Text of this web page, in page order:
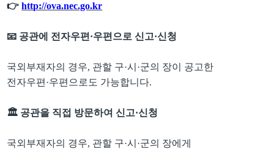
👉http://ova.nec.go.kr
📧 공관에 전자우편 ·우편으로 신고·신청
국외부재자의 경우, 관할 구·시 ·군의 장이 공고한
전자우편 ·우편으로도 가능합니다.
🏛 공관을 직접 방문하여 신고·신청
국외부재자의 경우, 관할 구·시 ·군의 장에게